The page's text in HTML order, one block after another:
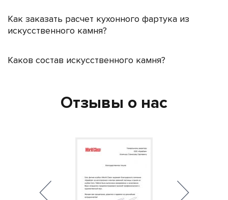
Как заказать расчет кухонного фартука из
искусственного камня?
Каков состав искусственного камня?
Отзывы о нас